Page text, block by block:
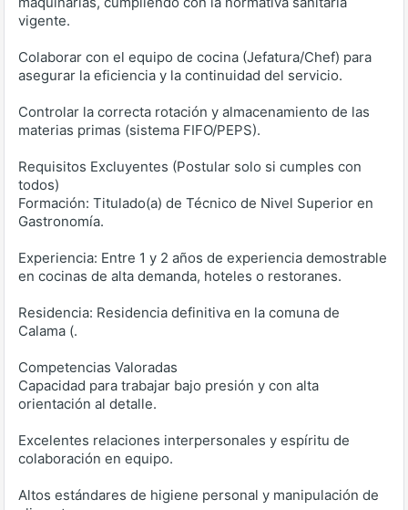
vigente.
Colaborar con el equipo de cocina (Jefatura/Chef) para
asegurar la eficiencia y la continuidad del servicio.
Controlar la correcta rotación y almacenamiento de las
materias primas (sistema FIFO/PEPS).
Requisitos Excluyentes (Postular solo si cumples con
todos)
Formación: Titulado(a) de Técnico de Nivel Superior en
Gastronomía.
Experiencia: Entre 1 y 2 años de experiencia demostrable
en cocinas de alta demanda, hoteles o restoranes.
Residencia: Residencia definitiva en la comuna de
Calama (.
Competencias Valoradas
Capacidad para trabajar bajo presión y con alta
orientación al detalle.
Excelentes relaciones interpersonales y espíritu de
colaboración en equipo.
Altos estándares de higiene personal y manipulación de